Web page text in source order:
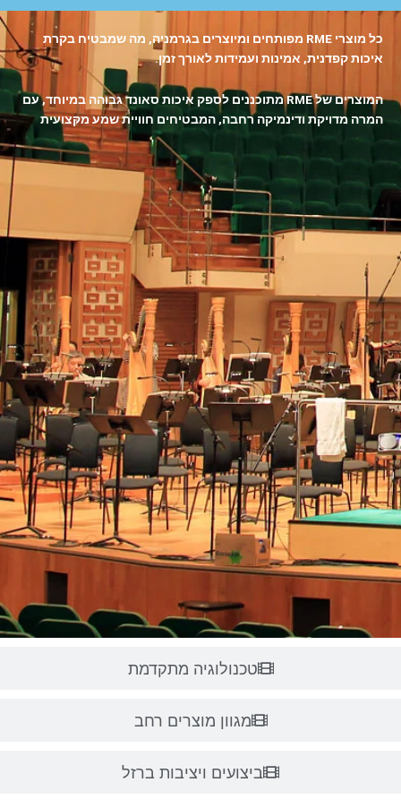
טכנולוגיה מתקדמת
מגוון מוצרים רחב
ביצועים ויציבות ברזל
כל מוצרי RME מפותחים ומיוצרים בגרמניה, מה שמבטיח בקרת
איכות קפדנית, אמינות ועמידות לאורך זמן.
המוצרים של RME מתוכננים לספק איכות סאונד גבוהה במיוחד, עם
המרה מדויקת ודינמיקה רחבה, המבטיחים חוויית שמע מקצועית